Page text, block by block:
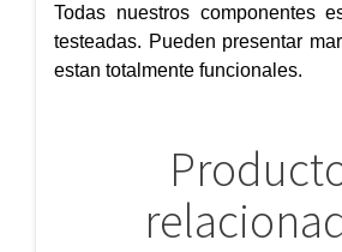
Todas nuestros componentes
testeadas. Pueden presentar
estan totalmente funcionales.